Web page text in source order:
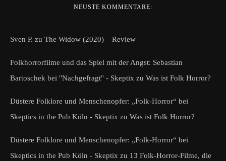
NEUSTE KOMMENTARE:
Sven P. zu The Widow (2020) – Review
Folkhorrorfilme und das Spiel mit der Angst: Sebastian
Bartoschek bei "Nachgefragt" - Skeptix zu Was ist Folk Horror?
Düstere Folklore und Menschenopfer: „Folk-Horror“ bei
Skeptics in the Pub Köln - Skeptix zu Was ist Folk Horror?
Düstere Folklore und Menschenopfer: „Folk-Horror“ bei
Skeptics in the Pub Köln - Skeptix zu 13 Folk-Horror-Filme, die